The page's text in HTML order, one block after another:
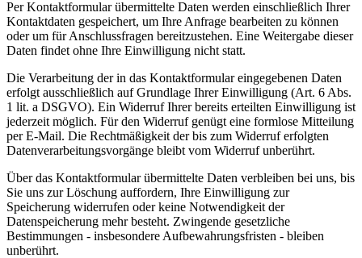
Per Kontaktformular übermittelte Daten werden einschließlich Ihrer
Kontaktdaten gespeichert, um Ihre Anfrage bearbeiten zu können
oder um für Anschlussfragen bereitzustehen. Eine Weitergabe dieser
Daten findet ohne Ihre Einwilligung nicht statt.
Die Verarbeitung der in das Kontaktformular eingegebenen Daten
erfolgt ausschließlich auf Grundlage Ihrer Einwilligung (Art. 6 Abs.
1 lit. a DSGVO). Ein Widerruf Ihrer bereits erteilten Einwilligung ist
jederzeit möglich. Für den Widerruf genügt eine formlose Mitteilung
per E-Mail. Die Rechtmäßigkeit der bis zum Widerruf erfolgten
Datenverarbeitungsvorgänge bleibt vom Widerruf unberührt.
Über das Kontaktformular übermittelte Daten verbleiben bei uns, bis
Sie uns zur Löschung auffordern, Ihre Einwilligung zur
Speicherung widerrufen oder keine Notwendigkeit der
Datenspeicherung mehr besteht. Zwingende gesetzliche
Bestimmungen - insbesondere Aufbewahrungsfristen - bleiben
unberührt.